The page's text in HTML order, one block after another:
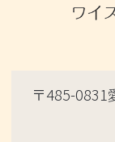
〒485-0831